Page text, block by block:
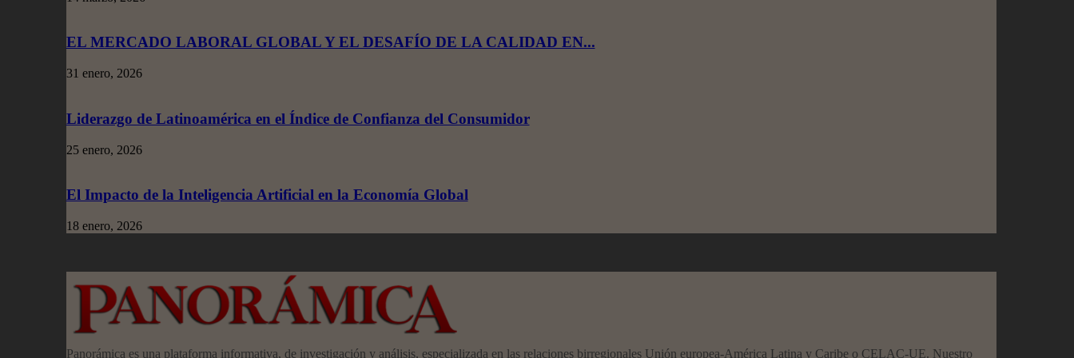
EL MERCADO LABORAL GLOBAL Y EL DESAFÍO DE LA CALIDAD EN...
31 enero, 2026
Liderazgo de Latinoamérica en el Índice de Confianza del Consumidor
25 enero, 2026
El Impacto de la Inteligencia Artificial en la Economía Global
18 enero, 2026
Panorámica es una plataforma informativa, de investigación y análisis, especializada en las relaciones birregionales Unión europea-América Latina y Caribe o CELAC-UE. Nuestro